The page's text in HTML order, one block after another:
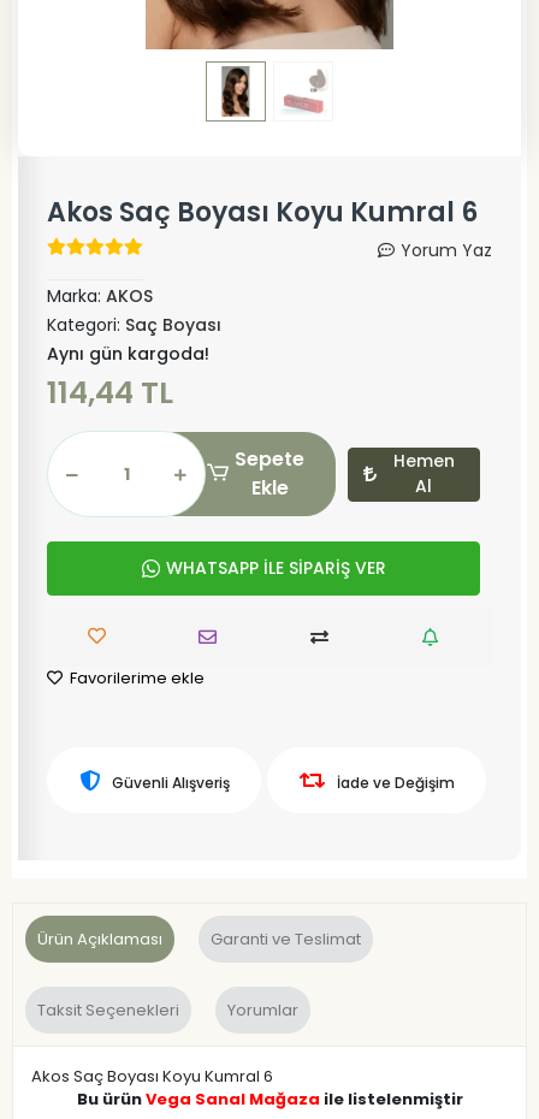
Akos Saç Boyası Koyu Kumral 6
Yorum Yaz
Marka: AKOS
Kategori: Saç Boyası
Aynı gün kargoda!
114,44 TL
Sepete
Ekle
Hemen
Al
WHATSAPP İLE SİPARİŞ VER
Favorilerime ekle
Güvenli Alışveriş İade ve Değişim
Ürün Açıklaması Garanti ve Teslimat
Taksit Seçenekleri Yorumlar
Akos Saç Boyası Koyu Kumral 6
Bu ürünVega Sanal Mağaza ile listelenmiştir